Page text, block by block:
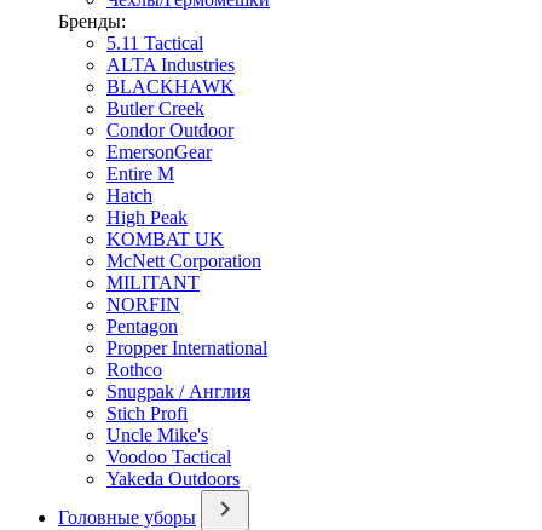
Бренды:
5.11 Tactical
ALTA Industries
BLACKHAWK
Butler Creek
Condor Outdoor
EmersonGear
Entire M
Hatch
High Peak
KOMBAT UK
McNett Corporation
MILITANT
NORFIN
Pentagon
Propper International
Rothco
Snugpak / Англия
Stich Profi
Uncle Mike's
Voodoo Tactical
Yakeda Outdoors
Головные уборы